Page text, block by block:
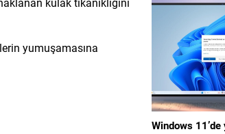
yumuşamasına
Windows